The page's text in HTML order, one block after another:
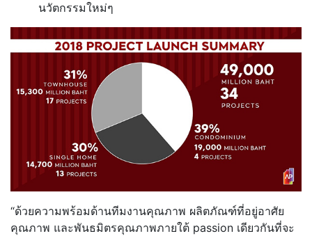
นวัตกรรมใหม่ๆ
“ด้วยความพร้อมด้านทีมงานคุณภาพ ผลิตภัณฑ์ที่อยู่อาศัย
คุณภาพ และพันธมิตรคุณภาพภายใต้ passion เดียวกันที่จะ